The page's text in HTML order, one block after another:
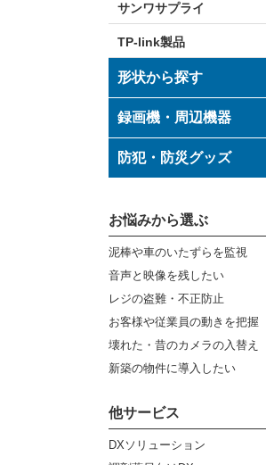
サンワサプライ
TP-link製品
形状から探す
ドーム型カメラ
ボックス型カメラ
その他形状のカメラ
録画機・周辺機器
デジタルレコーダー
ハウジング
ブラケット
ケーブル
コネクター
その他周辺機器
防犯・防災グッズ
防災グッズ
センサーライト・アラーム
防犯ステッカー
宅配ボックス
販売終了商品
お悩みから選ぶ
泥棒や車のいたずらを監視
音声と映像を残したい
レジの盗難・不正防止
お客様や従業員の動きを把握
壊れた・昔のカメラの入替え
新築の物件に導入したい
他サービス
DXソリューション